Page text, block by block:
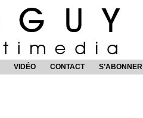
VIDÉO CONTACT S’ABONNER